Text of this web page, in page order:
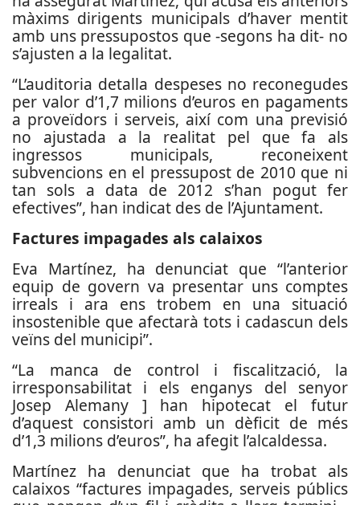
màxims dirigents municipals d’haver mentit
amb uns pressupostos que -segons ha dit- no
s’ajusten a la legalitat.
“L’auditoria detalla despeses no reconegudes
per valor d’1,7 milions d’euros en pagaments
a proveïdors i serveis, així com una previsió
no ajustada a la realitat pel que fa als
ingressos municipals, reconeixent
subvencions en el pressupost de 2010 que ni
tan sols a data de 2012 s’han pogut fer
efectives”, han indicat des de l’Ajuntament.
Factures impagades als calaixos
Eva Martínez, ha denunciat que “l’anterior
equip de govern va presentar uns comptes
irreals i ara ens trobem en una situació
insostenible que afectarà tots i cadascun dels
veïns del municipi”.
“La manca de control i fiscalització, la
irresponsabilitat i els enganys del senyor
Josep Alemany ] han hipotecat el futur
d’aquest consistori amb un dèficit de més
d’1,3 milions d’euros”, ha afegit l’alcaldessa.
Martínez ha denunciat que ha trobat als
calaixos “factures impagades, serveis públics